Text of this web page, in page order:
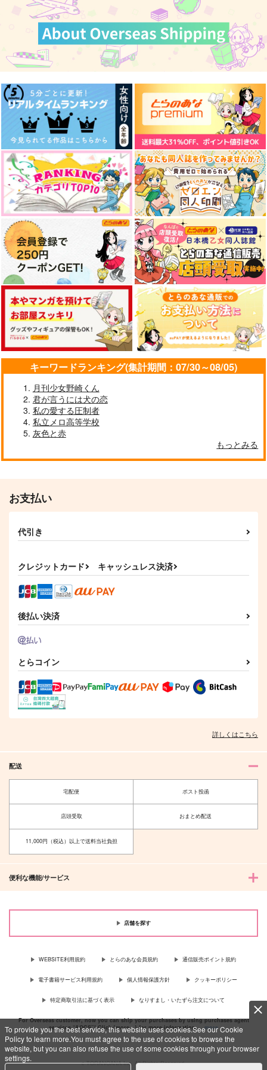
To provide you the best service, this website uses cookies.See our Cookie
Policy to learn more.You must agree to the use of cookies to browse the
website, but you can also refuse the use of some cookies through your browser
settings.
想ひつづり
らびっこ
944円（税込）
我妻善逸×竈門禰豆子
サンプル
作品詳細
滅びぬ魂の唄
空中ブランコ
605円（税込）
リヴァイ×ハンジ
サンプル
作品詳細
リプライ
858円
尾形百之助×アシリパ
サンプル
作品詳細
リヴァペトログ
Web再録集
カタトキ
629円（税込）
サンプル
作品詳細
EMBRACING THE DA
WN
ぽろぽろこぼれる
4,070円（税込）
杉元佐一×アシリパ
サンプル
to the moon and bac
k
1500℃
629円（税込）
イオン×アニス
サンプル
HONEY RABBIT
1,147円
ゼロス×リナ
サンプル
すくすくひよこくら
ぶ
629円
サンプル
787
サンプル
急遽罠送り
円（税込）
サンプル
おまえのこころにふれ
蔦処
472
善法寺伊作×食満留三郎
カート
夜雨対牀
縫い目は赤い糸
専売 912円（税込）
進撃の巨人
リヴァイ×ハンジ
サンプル
カート
キーワードランキング(集計期間：07/30～08/05)
月刊少女野崎くん
君が言うには犬の恋
私の愛する圧制者
私立メロ高等学校
灰色と赤
もっとみる
お支払い
代引き
クレジットカード キャッシュレス決済
後払い決済
とらコイン
詳しくはこちら
配送
宅配便 ポスト投函
店頭受取 おまとめ配送
11,000円（税込）以上で送料当社負担
便利な機能/サービス
店舗を探す
WEBSITE利用規約 とらのあな会員規約 通信販売ポイント規約
電子書籍サービス利用規約 個人情報保護方針 クッキーポリシー
特定商取引法に基づく表示 なりすまし・いたずら注文について
For Overseas customer, now you can ship your purchases by using purchases agent
services “AOCS”! Click {more…} for more information …more
c TORANOANA Inc, All Rights Reserved.